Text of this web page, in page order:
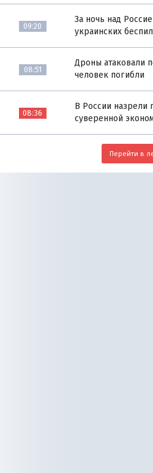
09:20
За ночь над
украинских
08:51
Дроны атаковали
человек погибли
08:36
В России назрели
суверенной
Перейти в